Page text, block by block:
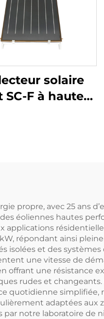
solaire
SC-F à haute
propre, avec 25 ans
éoliennes hautes
applications
répondant ainsi
isolées et des
une vitesse de
offrant une résistance
rudes et
quotidienne simplifiée,
adaptées aux
notre laboratoire